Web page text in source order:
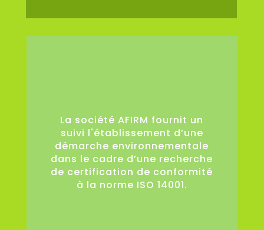
La société AFIRM fournit un
suivi l'établissement d’une
démarche environnementale
dans le cadre d’une recherche
de certification de conformité
à la norme ISO 14001.